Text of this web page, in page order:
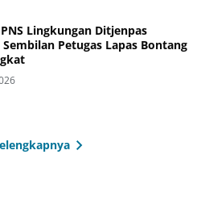
Lingkungan Ditjenpas
Petugas Lapas Bontang